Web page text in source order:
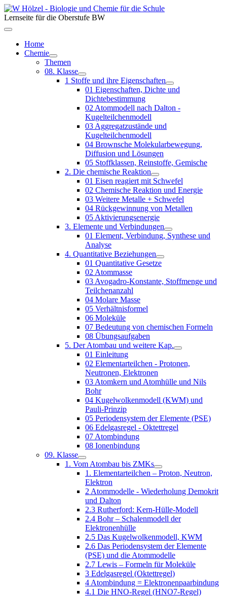
Lernseite für die Oberstufe BW
Home
Chemie
Themen
08. Klasse
1 Stoffe und ihre Eigenschaften
01 Eigenschaften, Dichte und
Dichtebestimmung
02 Atommodell nach Dalton -
Kugelteilchenmodell
03 Aggregatzustände und
Kugelteilchenmodell
04 Brownsche Molekularbewegung,
Diffusion und Lösungen
05 Stoffklassen, Reinstoffe, Gemische
2. Die chemische Reaktion
01 Eisen reagiert mit Schwefel
02 Chemische Reaktion und Energie
03 Weitere Metalle + Schwefel
04 Rückgewinnung von Metallen
05 Aktivierungsenergie
3. Elemente und Verbindungen
01 Element, Verbindung, Synthese und
Analyse
4. Quantitative Beziehungen
01 Quantitative Gesetze
02 Atommasse
03 Avogadro-Konstante, Stoffmenge und
Teilchenanzahl
04 Molare Masse
05 Verhältnisformel
06 Moleküle
07 Bedeutung von chemischen Formeln
08 Übungsaufgaben
5. Der Atombau und weitere Kap.
01 Einleitung
02 Elementarteilchen - Protonen,
Neutronen, Elektronen
03 Atomkern und Atomhülle und Nils
Bohr
04 Kugelwolkenmodell (KWM) und
Pauli-Prinzip
05 Periodensystem der Elemente (PSE)
06 Edelgasregel - Oktettregel
07 Atombindung
08 Ionenbindung
09. Klasse
1. Vom Atombau bis ZMKs
1. Elementarteilchen – Proton, Neutron,
Elektron
2 Atommodelle - Wiederholung Demokrit
und Dalton
2.3 Rutherford: Kern-Hülle-Modell
2.4 Bohr – Schalenmodell der
Elektronenhülle
2.5 Das Kugelwolkenmodell, KWM
2.6 Das Periodensystem der Elemente
(PSE) und die Atommodelle
2.7 Lewis – Formeln für Moleküle
3 Edelgasregel (Oktettregel)
4 Atombindung = Elektronenpaarbindung
4.1 Die HNO-Regel (HNO7-Regel)